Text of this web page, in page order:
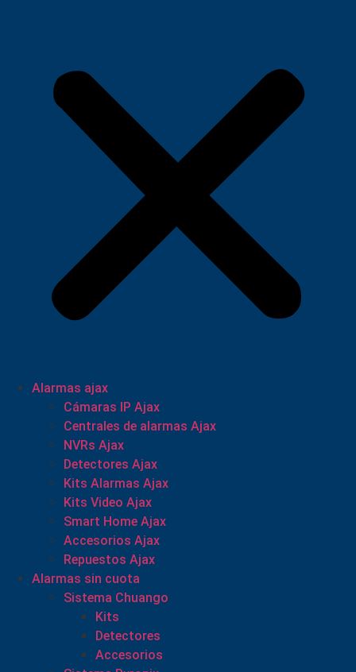
Alarmas ajax
Cámaras IP Ajax
Centrales de alarmas Ajax
NVRs Ajax
Detectores Ajax
Kits Alarmas Ajax
Kits Video Ajax
Smart Home Ajax
Accesorios Ajax
Repuestos Ajax
Alarmas sin cuota
Sistema Chuango
Kits
Detectores
Accesorios